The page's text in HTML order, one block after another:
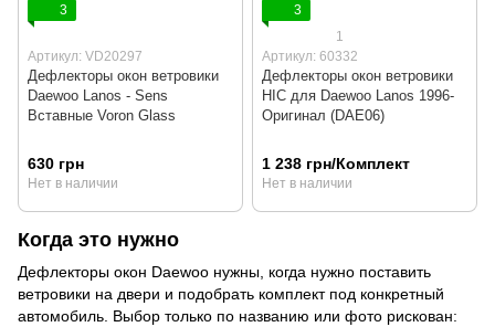
3
Артикул: VD20297
Дефлекторы окон ветровики
Daewoo Lanos - Sens
Вставные Voron Glass
630 грн
Нет в наличии
3
1
Артикул: 60332
Дефлекторы окон ветровики
HIC для Daewoo Lanos 1996-
Oригинал (DAE06)
1 238 грн/Комплект
Нет в наличии
Когда это нужно
Дефлекторы окон Daewoo нужны, когда нужно поставить
ветровики на двери и подобрать комплект под конкретный
автомобиль. Выбор только по названию или фото рискован: